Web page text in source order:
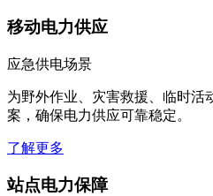
移动电力供应
应急供电场景
为野外作业、灾害救援、临时活
案，确保电力供应可靠稳定。
了解更多
站点电力保障